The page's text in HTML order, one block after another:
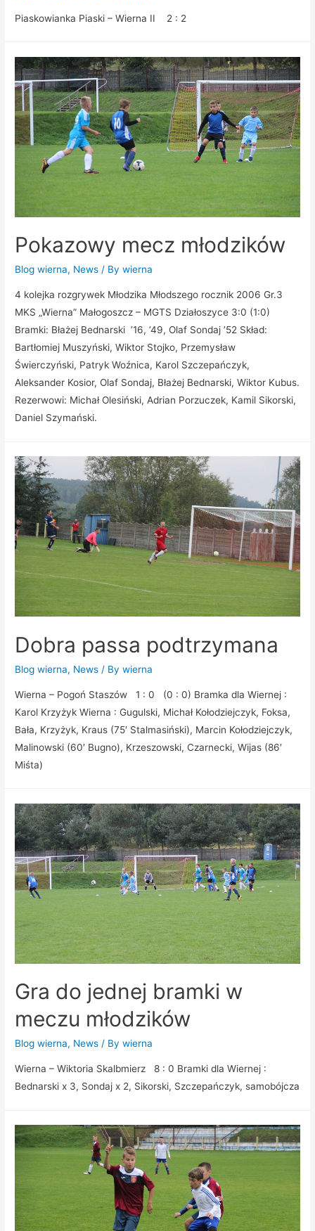
Piaskowianka Piaski – Wierna II 2 : 2
Pokazowy mecz młodzików
Blog wierna, News / Bywierna
4 kolejka rozgrywek Młodzika Młodszego rocznik 2006 Gr.3
MKS „Wierna” Małogoszcz – MGTS Działoszyce 3:0 (1:0)
Bramki: Błażej Bednarski ’16, ’49, Olaf Sondaj ’52 Skład:
Bartłomiej Muszyński, Wiktor Stojko, Przemysław
Świerczyński, Patryk Woźnica, Karol Szczepańczyk,
Aleksander Kosior, Olaf Sondaj, Błażej Bednarski, Wiktor Kubus.
Rezerwowi: Michał Olesiński, Adrian Porzuczek, Kamil Sikorski,
Daniel Szymański.
Dobra passa podtrzymana
Blog wierna, News / Bywierna
Wierna – Pogoń Staszów 1 : 0 (0 : 0) Bramka dla Wiernej :
Karol Krzyżyk Wierna : Gugulski, Michał Kołodziejczyk, Foksa,
Bała, Krzyżyk, Kraus (75′ Stalmasiński), Marcin Kołodziejczyk,
Malinowski (60′ Bugno), Krzeszowski, Czarnecki, Wijas (86′
Miśta)
Gra do jednej bramki w
meczu młodzików
Blog wierna, News / Bywierna
Wierna – Wiktoria Skalbmierz 8 : 0 Bramki dla Wiernej :
Bednarski x 3, Sondaj x 2, Sikorski, Szczepańczyk, samobójcza